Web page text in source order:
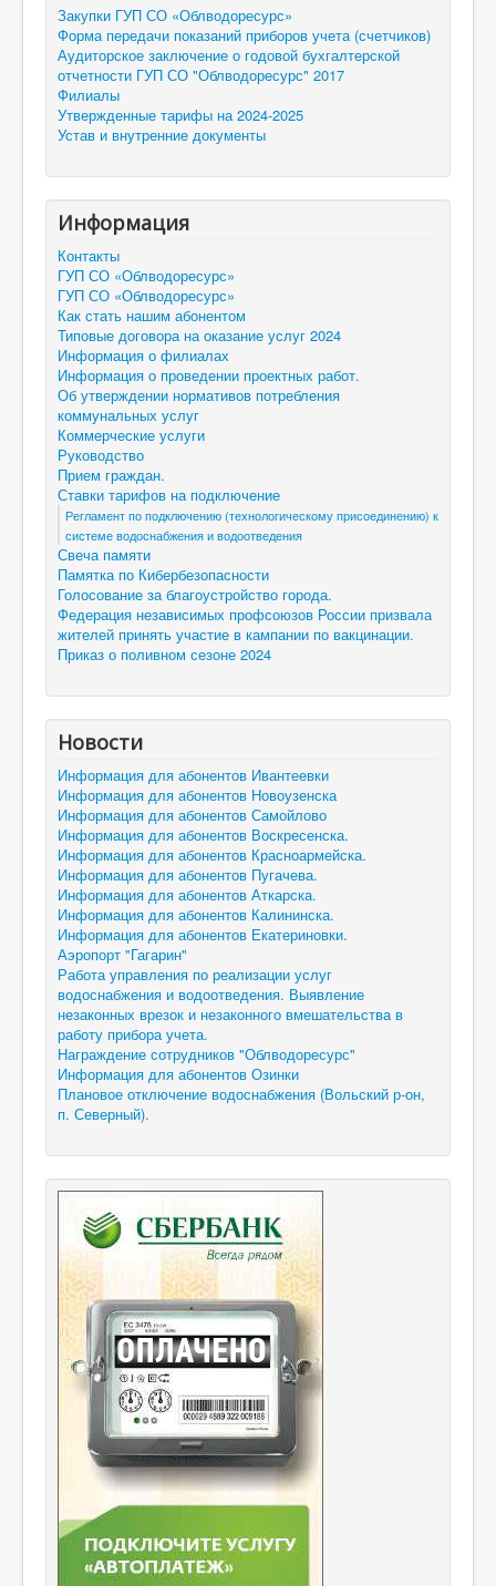
Закупки ГУП СО «Облводоресурс»
Форма передачи показаний приборов учета (счетчиков)
Аудиторское заключение о годовой бухгалтерской
отчетности ГУП СО "Облводоресурс" 2017
Филиалы
Утвержденные тарифы на 2024-2025
Устав и внутренние документы
Информация
Контакты
ГУП СО «Облводоресурс»
ГУП СО «Облводоресурс»
Как стать нашим абонентом
Типовые договора на оказание услуг 2024
Информация о филиалах
Информация о проведении проектных работ.
Об утверждении нормативов потребления
коммунальных услуг
Коммерческие услуги
Руководство
Прием граждан.
Ставки тарифов на подключение
Регламент по подключению (технологическому присоединению) к
системе водоснабжения и водоотведения
Свеча памяти
Памятка по Кибербезопасности
Голосование за благоустройство города.
Федерация независимых профсоюзов России призвала
жителей принять участие в кампании по вакцинации.
Приказ о поливном сезоне 2024
Новости
Информация для абонентов Ивантеевки
Информация для абонентов Новоузенска
Информация для абонентов Самойлово
Информация для абонентов Воскресенска.
Информация для абонентов Красноармейска.
Информация для абонентов Пугачева.
Информация для абонентов Аткарска.
Информация для абонентов Калининска.
Информация для абонентов Екатериновки.
Аэропорт "Гагарин"
Работа управления по реализации услуг
водоснабжения и водоотведения. Выявление
незаконных врезок и незаконного вмешательства в
работу прибора учета.
Награждение сотрудников "Облводоресурс"
Информация для абонентов Озинки
Плановое отключение водоснабжения (Вольский р-он,
п. Северный).